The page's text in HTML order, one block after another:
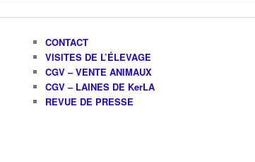
CONTACT
VISITES DE L’ÉLEVAGE
CGV – VENTE ANIMAUX
CGV – LAINES DE KerLA
REVUE DE PRESSE